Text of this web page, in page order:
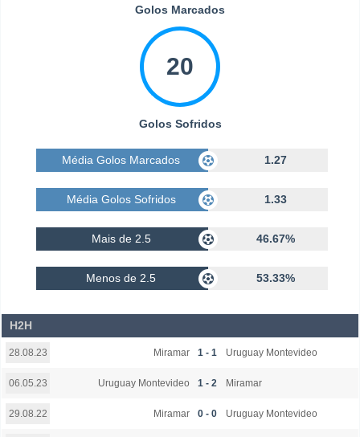
Golos Marcados
20
Golos Sofridos
Média Golos Marcados 1.27
Média Golos Sofridos 1.33
Mais de 2.5 46.67%
Menos de 2.5 53.33%
H2H
28.08.23 Miramar 1 - 1 Uruguay Montevideo
06.05.23 Uruguay Montevideo 1 - 2 Miramar
29.08.22 Miramar 0 - 0 Uruguay Montevideo